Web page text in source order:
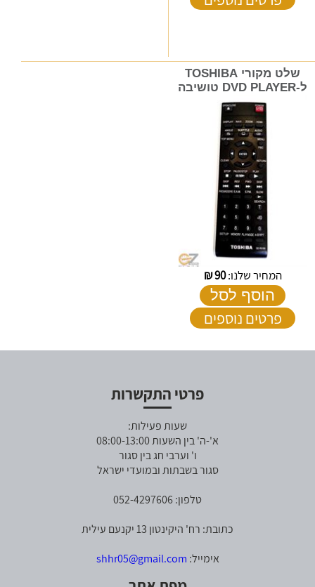
שלט מקורי TOSHIBA
ל-DVD PLAYER טושיבה
המחיר שלנו:90
₪
הוסף לסל
פרטים נוספים
פרטי התקשרות
שעות פעילות:
א'-ה' בין השעות 08:00-13:00
ו' וערבי חג בין סגור
סגור בשבתות ובמועדי ישראל
טלפון: 052-4297606
כתובת: רח' היקינטון 13 יקנעם עילית
אימייל: shhr05@gmail.com